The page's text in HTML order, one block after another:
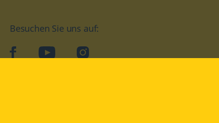
Besuchen Sie uns auf:
facebookYouTube Instagram